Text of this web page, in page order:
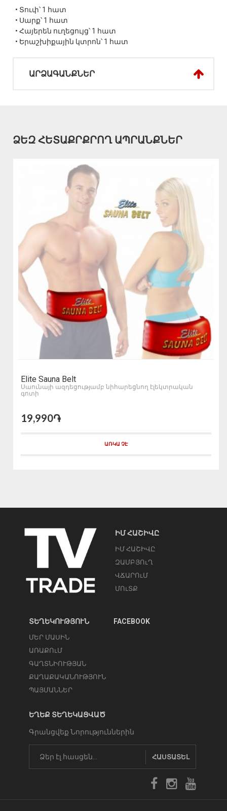
• Տուփ՝ 1 հատ
• Սարք՝ 1 հատ
• Հայերեն ուղեցույց՝ 1 հատ
• Երաշխիքային կտրոն՝ 1 հատ
ԱՐՁԱԳԱՆՔՆԵՐ
ՁԵԶ ՀԵՏԱՔՐՔՐՈՂ ԱՊՐԱՆՔՆԵՐ
Elite Sauna Belt
Սաունայի ազդեցությամբ նիհարեցնող էլեկտրական
գոտի
19,990֏
ԱՌԿԱ ՉԷ
ԻՄ ՀԱՇԻՎԸ
ԻՄ ՀԱՇԻՎԸ
ԶԱՄԲՅՈւՂ
ՎՃԱՐՈւՄ
ՄՈւՏՔ
ՏԵՂԵԿՈՒԹՅՈՒՆ
ՄԵՐ ՄԱՍԻՆ
ԱՌԱՔՈւՄ
ԳԱՂՏՆԻՈՒԹՅԱՆ
ՔԱՂԱՔԱԿԱՆՈՒԹՅՈՒՆ
ՊԱՅՄԱՆՆԵՐ
FACEBOOK
ԵՂԵՔ ՏԵՂԵԿԱՑՎԱԾ
Գրանցվեք Նորություններին
ՀԱՍՏԱՏԵԼ